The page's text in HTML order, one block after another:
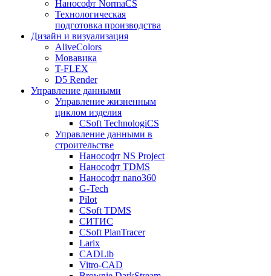
Нанософт NormaCS
Технологическая
подготовка производства
Дизайн и визуализация
AliveColors
Мовавика
T-FLEX
D5 Render
Управление данными
Управление жизненным
циклом изделия
CSoft TechnologiCS
Управление данными в
строительстве
Нанософт NS Project
Нанософт TDMS
Нанософт nano360
G-Tech
Pilot
CSoft TDMS
СИТИС
CSoft PlanTracer
Larix
CADLib
Vitro-CAD